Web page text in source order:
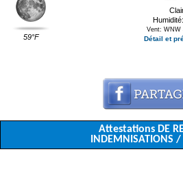
59°F
Vent: WNW
Détail et
Attestations DE
INDEMNISATIONS /